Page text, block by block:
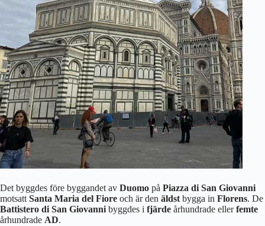
Det byggdes före byggandet av Duomo på Piazza di San Giovanni
motsatt Santa Maria del Fiore och är den äldst bygga in Florens. De
Battistero di San Giovanni byggdes i fjärde århundrade ellerfemte
århundrade AD.